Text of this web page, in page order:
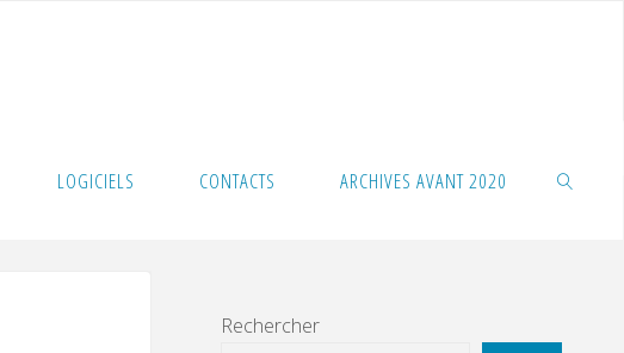
LOGICIELS CONTACTS ARCHIVES AVANT 2020
Rechercher